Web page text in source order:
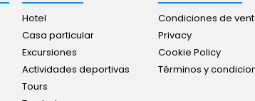
Hotel
Casa particular
Excursiones
Actividades deportivas
Tours
Condiciones de
Privacy
Cookie Policy
Términos y